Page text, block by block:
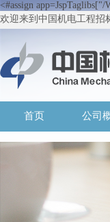
<#assign
欢迎来到中国机电工程招
首页 公司